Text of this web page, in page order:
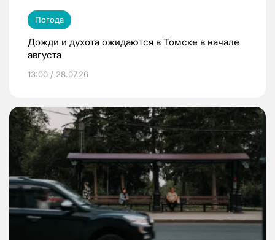
Погода
Дожди и духота ожидаются в Томске в начале
августа
13:00 / 28.07.26